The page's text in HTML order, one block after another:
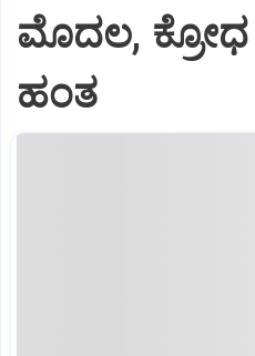
ಮೊದಲ,
ಹಂತ